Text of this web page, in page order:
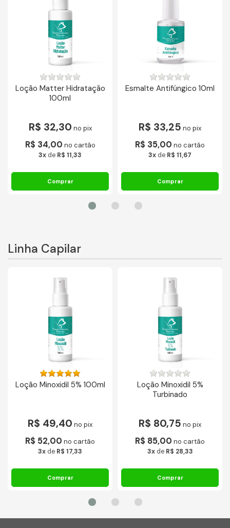
Loção Matter Hidratação
100ml
R$ 32,30 no pix
R$ 34,00 no cartão
3x de R$ 11,33
Esmalte Antifúngico 10ml
R$ 33,25 no pix
R$ 35,00 no cartão
3x de R$ 11,67
Linha Capilar
Loção Minoxidil 5% 100ml
R$ 49,40 no pix
R$ 52,00 no cartão
3x de R$ 17,33
Loção Minoxidil 5%
Turbinado
R$ 80,75 no pix
R$ 85,00 no cartão
3xde R$ 28,33